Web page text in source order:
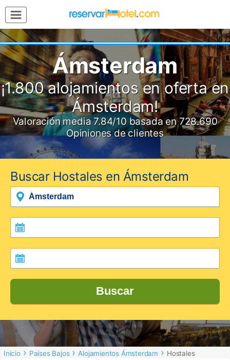
MENÚ
Inicio
Mi
Reserva
Grupos
Inspírate
Ámsterdam
¡1.800 alojamientos en oferta en
Ámsterdam!
Valoración media7.84/10 basada en728.690
Opiniones de clientes
Buscar Hostales en Ámsterdam
Buscar
Inicio Países Bajos Alojamientos Ámsterdam
Hostales